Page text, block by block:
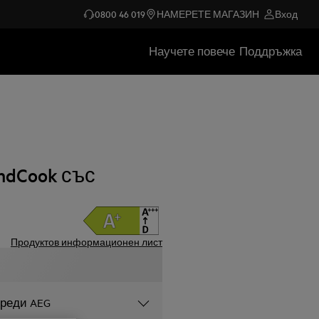
0800 46 019 НАМЕРЕТЕ МАГАЗИН Вход
Научете повече Поддръжка
със
Продуктов информационен лист
AEG